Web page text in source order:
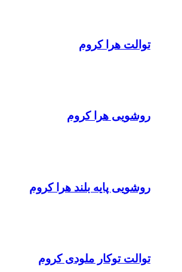
توالت هرا کروم
روشویی هرا کروم
روشویی پایه بلند هرا کروم
توالت توکار ملودی کروم